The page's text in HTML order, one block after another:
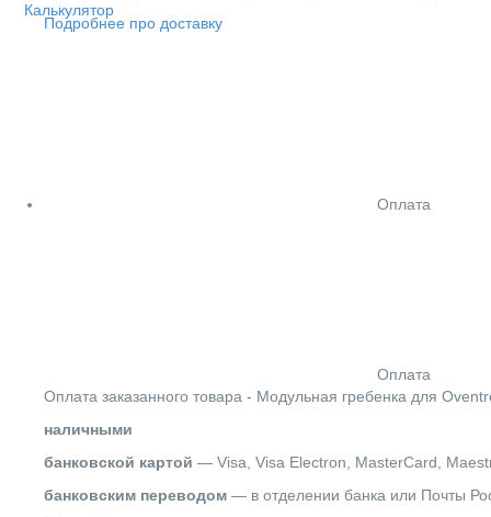
Калькулятор
Подробнее про доставку
Оплата
Оплата
Оплата заказанного товара - Модульная гребенка для
наличными
банковской картой — Visa, Visa Electron, MasterCard,
банковским переводом — в отделении банка или Почты